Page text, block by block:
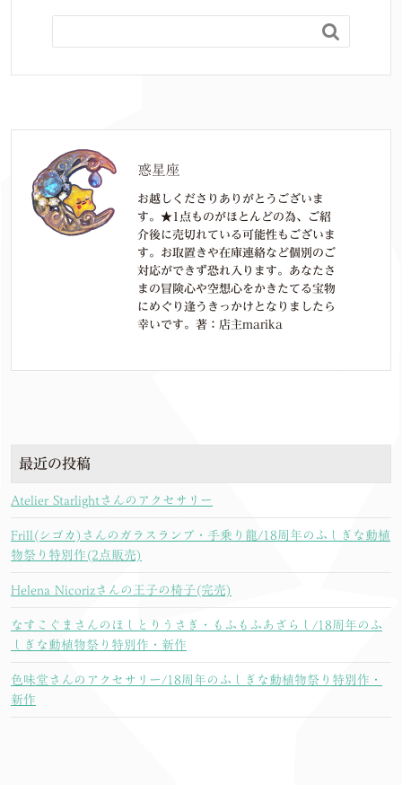

惑星座
お越しくださりありがとうございま
す。★1点ものがほとんどの為、ご紹
介後に売切れている可能性もございま
す。お取置きや在庫連絡など個別のご
対応ができず恐れ入ります。あなたさ
まの冒険心や空想心をかきたてる宝物
にめぐり逢うきっかけとなりましたら
幸いです。著：店主marika
最近の投稿
Atelier Starlightさんのアクセサリー
Frill(シゴカ)さんのガラスランプ・手乗り龍/18周年のふしぎな動植
物祭り特別作(2点販売)
Helena Nicorizさんの王子の椅子(完売)
なすこぐまさんのほしとりうさぎ・もふもふあざらし/18周年のふ
しぎな動植物祭り特別作・新作
色味堂さんのアクセサリー/18周年のふしぎな動植物祭り特別作・
新作